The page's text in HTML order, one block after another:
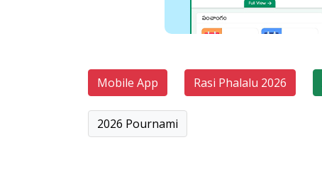
Mobile App Rasi Phalalu 2026
2026 Pournami